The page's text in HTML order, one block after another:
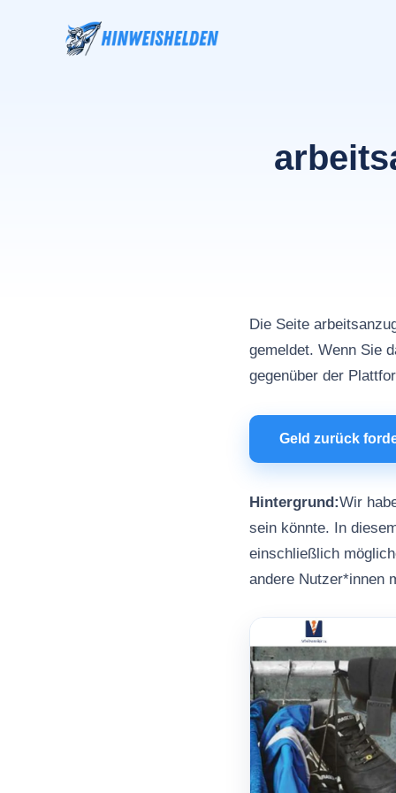
Die Seite
gemeldet. Wenn Sie
gegenüber der
Geld zurück
Hintergrund:Wir
sein könnte. In
einschließlich
andere Nutzer*innen